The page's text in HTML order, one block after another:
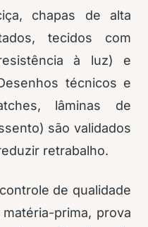
chapas de alta
tecidos com
à luz) e
técnicos e
lâminas de
são validados
retrabalho.
de qualidade
prima, prova